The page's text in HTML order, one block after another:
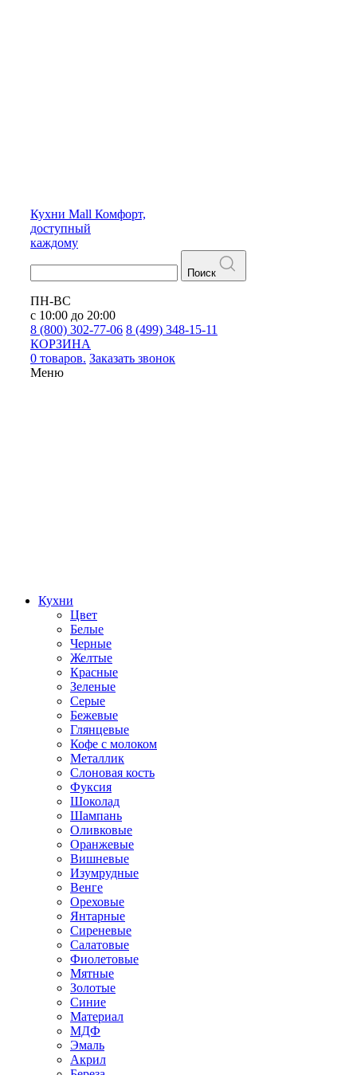
Кухни Mall Комфорт,
доступный
каждому
Поиск
ПН-ВС
с 10:00 до 20:00
8 (800) 302-77-06 8 (499) 348-15-11
КОРЗИНА
0 товаров. Заказать звонок
Меню
Кухни
Цвет
Белые
Черные
Желтые
Красные
Зеленые
Серые
Бежевые
Глянцевые
Кофе с молоком
Металлик
Слоновая кость
Фуксия
Шоколад
Шампань
Оливковые
Оранжевые
Вишневые
Изумрудные
Венге
Ореховые
Янтарные
Сиреневые
Салатовые
Фиолетовые
Мятные
Золотые
Синие
Материал
МДФ
Эмаль
Акрил